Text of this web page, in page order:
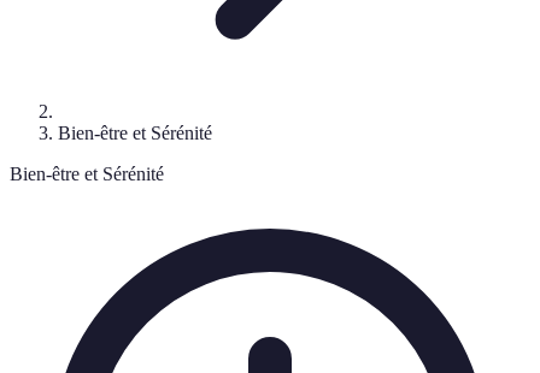
Bien-être et Sérénité
Bien-être et Sérénité